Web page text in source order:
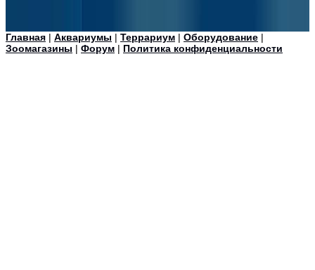
Главная | Аквариумы | Террариум | Оборудование |
Зоомагазины | Форум | Политика конфиденциальности